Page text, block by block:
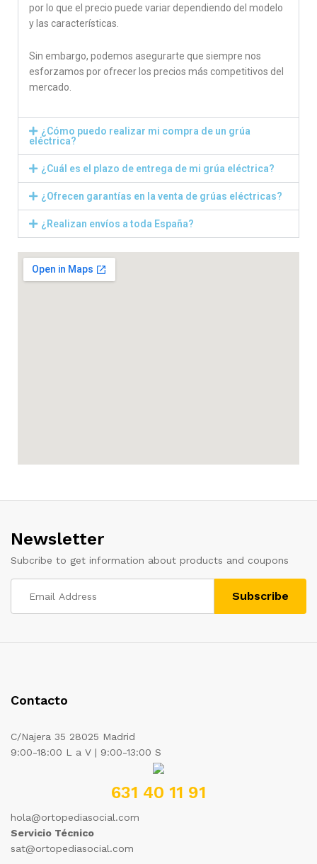
por lo que el precio puede variar dependiendo del modelo
y las características.
Sin embargo, podemos asegurarte que siempre nos
esforzamos por ofrecer los precios más competitivos del
mercado.
¿Cómo puedo realizar mi compra de un grúa
eléctrica?
¿Cuál es el plazo de entrega de mi grúa eléctrica?
¿Ofrecen garantías en la venta de grúas eléctricas?
¿Realizan envíos a toda España?
Newsletter
Subcribe to get information about products and coupons
Contacto
C/Najera 35 28025 Madrid
9:00-18:00 L a V | 9:00-13:00 S
631 40 11 91
hola@ortopediasocial.com
Servicio Técnico
sat@ortopediasocial.com